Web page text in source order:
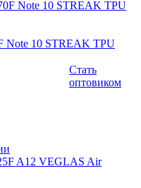
Note 10 STREAK TPU
Стать
оптовиком